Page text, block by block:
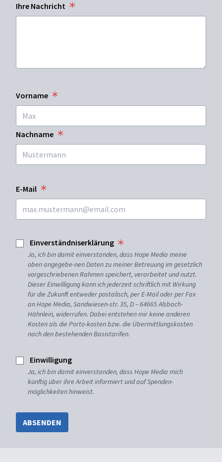
Ihre Nachricht
Vorname
Nachname
E-Mail
Einverständniserklärung
Ja, ich bin damit einverstanden, dass Hope Media meine
oben angegebe-nen Daten zu meiner Betreuung im gesetzlich
vorgeschriebenen Rahmen speichert, verarbeitet und nutzt.
Dieser Einwilligung kann ich jederzeit schriftlich mit Wirkung
für die Zukunft entweder postalisch, per E-Mail oder per Fax
an Hope Media, Sandwiesen-str. 35, D – 64665 Alsbach-
Hähnlein, widerrufen. Dabei entstehen mir keine anderen
Kosten als die Porto-kosten bzw. die Übermittlungskosten
nach den bestehenden Basistarifen.
Einwilligung
Ja, ich bin damit einverstanden, dass Hope Media mich
künftig über ihre Arbeit informiert und auf Spenden-
möglichkeiten hinweist.
ABSENDEN